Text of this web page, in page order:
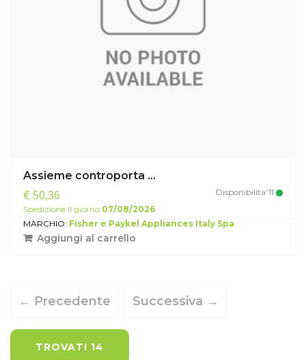
Assieme controporta ...
€ 50,36
Disponibilita'11
Spedizione il giorno 07/08/2026
MARCHIO: Fisher e Paykel Appliances Italy Spa
Aggiungi al carrello
← Precedente Successiva →
TROVATI 14